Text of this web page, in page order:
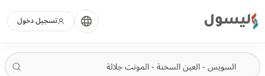
ليسول تسجيل دخول